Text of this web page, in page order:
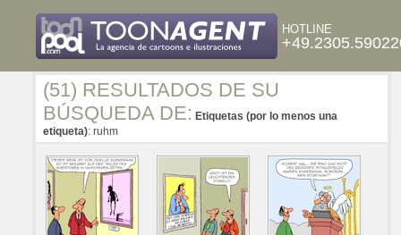
HOTLINE
(51) RESULTADOS DE SU
BÚSQUEDA DE: Etiquetas (por lo menos una
etiqueta): ruhm